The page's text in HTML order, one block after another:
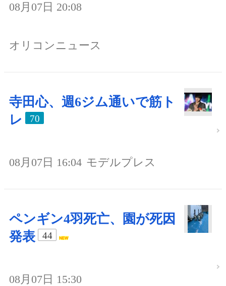
08月07日 20:08
オリコンニュース
寺田心、週6ジム通いで筋ト
レ
70
08月07日 16:04 モデルプレス
ペンギン4羽死亡、園が死因
発表
44
08月07日 15:30